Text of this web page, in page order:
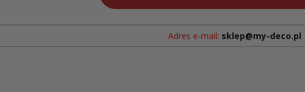
Adres e-mail: sklep@my-deco.pl